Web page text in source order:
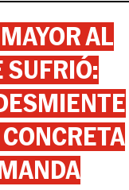
AL
SUFRIÓ: